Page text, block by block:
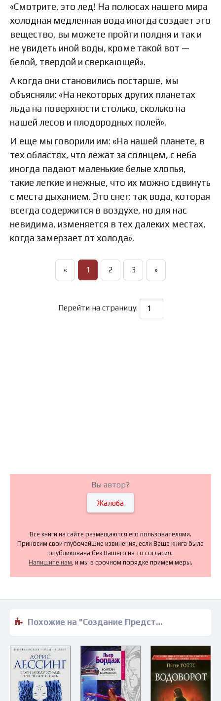
«Смотрите, это лед! На полюсах нашего мира
холодная медленная вода иногда создает это
вещество, вы можете пройти полдня и так и
не увидеть иной воды, кроме такой вот —
белой, твердой и сверкающей».
А когда они становились постарше, мы
объясняли: «На некоторых других планетах
льда на поверхности столько, сколько на
нашей лесов и плодородных полей».
И еще мы говорили им: «На нашей планете, в
тех областях, что лежат за солнцем, с неба
иногда падают маленькие белые хлопья,
такие легкие и нежные, что их можно сдвинуть
с места дыханием. Это снег: так вода, которая
всегда содержится в воздухе, но для нас
невидима, изменяется в тех далеких местах,
когда замерзает от холода».
« 1 2 3 »
Перейти на страницу:
Вы автор?
Жалоба
Все книги на сайте размещаются его пользователями.
Приносим свои глубочайшие извинения, если Ваша книга была
опубликована без Вашего на то согласия.
Напишите нам , и мы в срочном порядке примем меры.
Похожие на "Создание Представителя для Планеты Восемь - Дорис Лессинг" книги читать бесплатно полные версии